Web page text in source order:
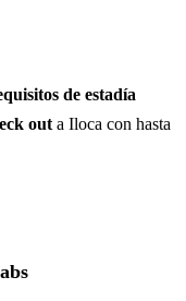
de estadía
outa Iloca con hasta